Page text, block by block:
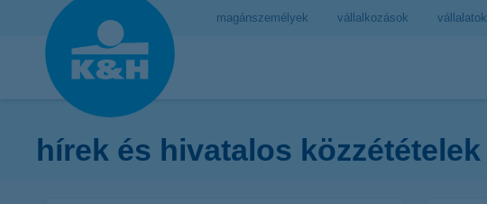
magánszemélyek vállalkozások vállalatok
hírek és hivatalos közzétételek